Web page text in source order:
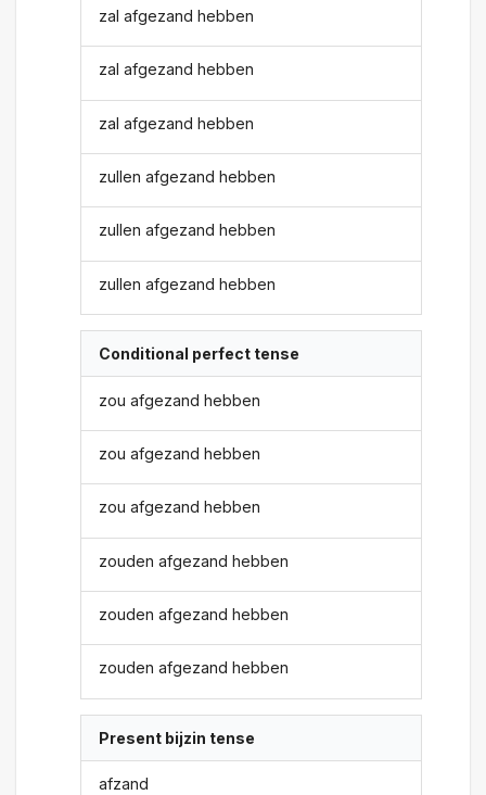
zal afgezand hebben
zal afgezand hebben
zal afgezand hebben
zullen afgezand hebben
zullen afgezand hebben
zullen afgezand hebben
Conditional perfect tense
zou afgezand hebben
zou afgezand hebben
zou afgezand hebben
zouden afgezand hebben
zouden afgezand hebben
zouden afgezand hebben
Present bijzin tense
afzand